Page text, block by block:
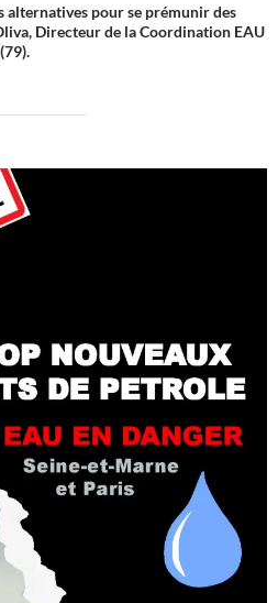
alternatives pour se prémunir des
Directeur de la Coordination EAU